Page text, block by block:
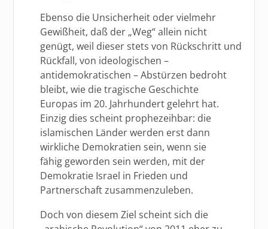
Ebenso die Unsicherheit oder vielmehr
Gewißheit, daß der „Weg“ allein nicht
genügt, weil dieser stets von Rückschritt und
Rückfall, von ideologischen –
antidemokratischen – Abstürzen bedroht
bleibt, wie die tragische Geschichte
Europas im 20. Jahrhundert gelehrt hat.
Einzig dies scheint prophezeihbar: die
islamischen Länder werden erst dann
wirkliche Demokratien sein, wenn sie
fähig geworden sein werden, mit der
Demokratie Israel in Frieden und
Partnerschaft zusammenzuleben.
Doch von diesem Ziel scheint sich die